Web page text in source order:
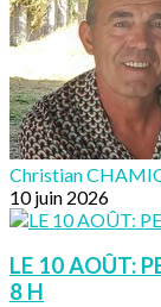
Christian
10 juin 2026
LE 10 AOÛT:
8 H